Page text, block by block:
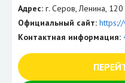
Адрес: г. Серов, Ленина, 120
Официальный сайт:
Контактная информация: